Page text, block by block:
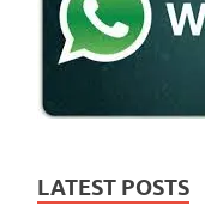
LATEST POSTS